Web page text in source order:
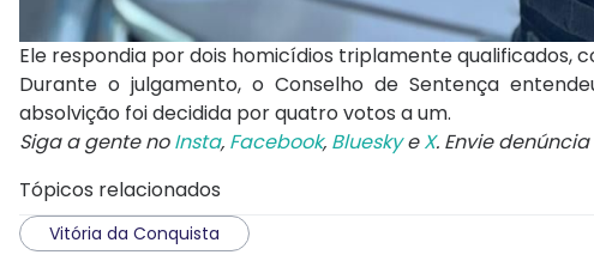
Ele respondia por dois homicídios triplamente qualificados,
Durante o julgamento, o Conselho de Sentença
absolvição foi decidida por quatro votos a um.
Siga a gente noInsta, Facebook, BlueskyeX. Envie
Tópicos relacionados
Vitória da Conquista